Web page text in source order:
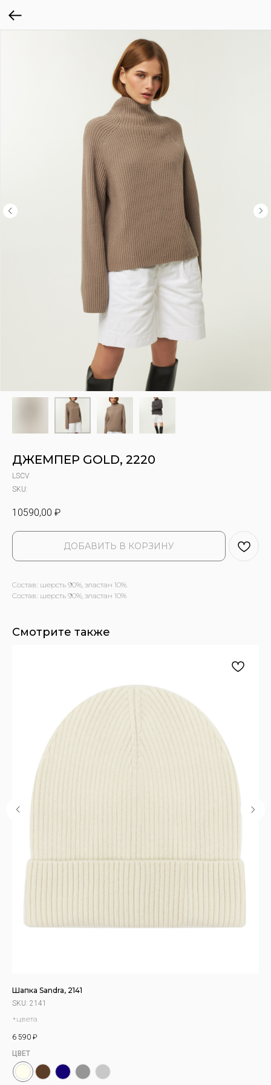
ДЖЕМПЕР GOLD, 2220
LSCV
SKU:
10590,00 ₽
ДОБАВИТЬ В КОРЗИНУ
Состав: шерсть 90%, эластан 10%.
Состав: шерсть 90%, эластан 10%
Смотрите также
Шапка Sandra, 2141
SKU: 2141
+цвета
6 590 ₽
ЦВЕТ